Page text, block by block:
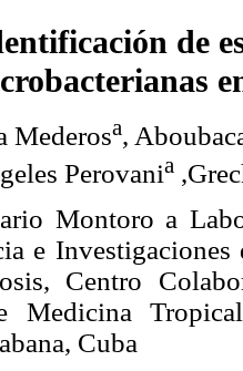
de
Mederosa,
Perovania
Montoro a
e
Centro
Medicina
Cuba